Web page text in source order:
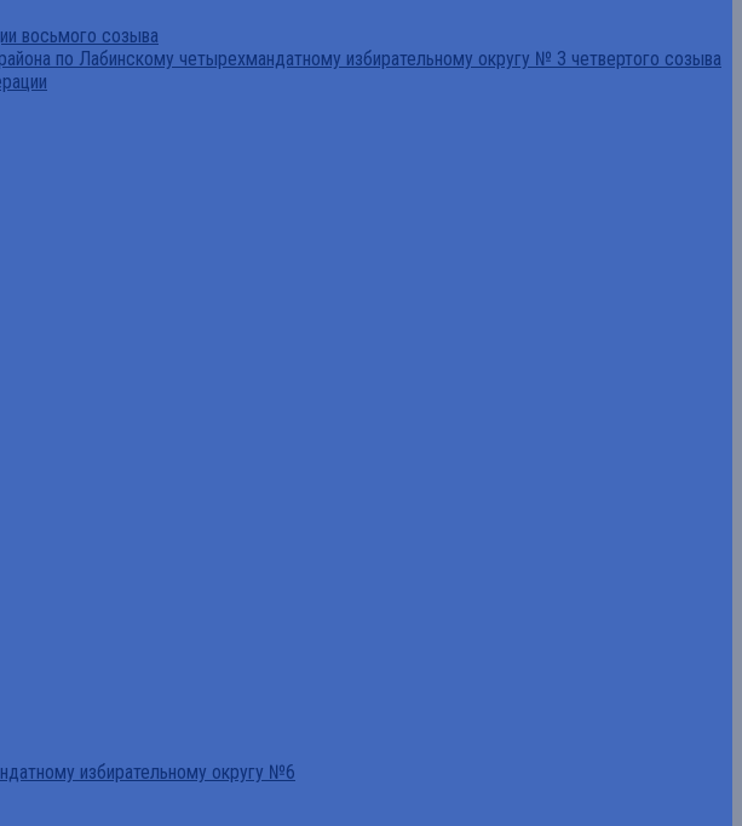
восьмого созыва
по Лабинскому четырехмандатному избирательному округу № 3 четвертого созыва
избирательному округу №6